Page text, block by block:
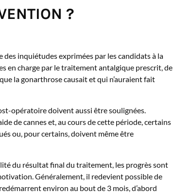
?
inquiétudes exprimées par les candidats à la
en charge par le traitement antalgique prescrit, de
la gonarthrose causait et qui n’auraient fait
opératoire doivent aussi être soulignées.
de cannes et, au cours de cette période, certains
ou, pour certains, doivent même être
du résultat final du traitement, les progrès sont
Généralement, il redevient possible de
environ au bout de 3 mois, d’abord